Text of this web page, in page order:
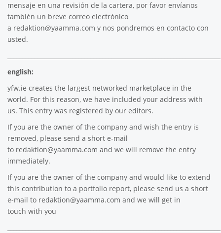
mensaje en una revisión de la cartera, por favor envíanos
también un breve correo electrónico
a redaktion@yaamma.com y nos pondremos en contacto con
usted.
english:
yfw.ie creates the largest networked marketplace in the
world. For this reason, we have included your address with
us. This entry was registered by our editors.
If you are the owner of the company and wish the entry is
removed, please send a short e-mail
to redaktion@yaamma.com and we will remove the entry
immediately.
If you are the owner of the company and would like to extend
this contribution to a portfolio report, please send us a short
e-mail to redaktion@yaamma.com and we will get in
touch with you